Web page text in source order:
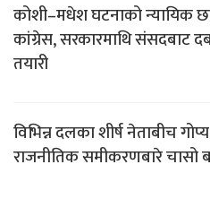
कोशी–मधेश घटनाको न्यायिक
कांग्रेस, सरकारमाथि संसदबाट
तयारी
विभिन्न दलका शीर्ष नेताबीच
राजनीतिक समीकरणबारे चासो